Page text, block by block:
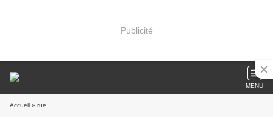
Publicité
MENU
Accueil » rue